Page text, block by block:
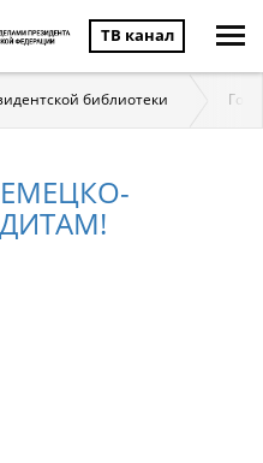
ТВ канал
библиотеки